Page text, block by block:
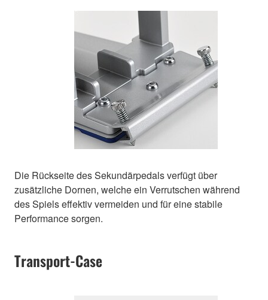
Die Rückseite des Sekundärpedals verfügt über
zusätzliche Dornen, welche ein Verrutschen während
des Spiels effektiv vermeiden und für eine stabile
Performance sorgen.
Transport-Case